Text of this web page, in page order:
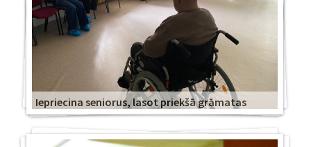
Iepriecina seniorus, lasot priekšā grāmatas